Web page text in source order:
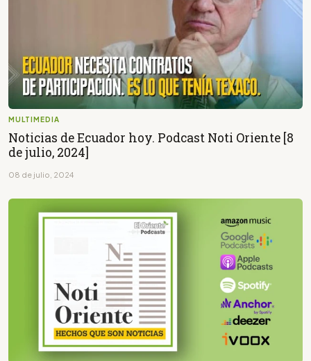
MULTIMEDIA
Noticias de Ecuador hoy. Podcast Noti Oriente [8
de julio, 2024]
08 de julio, 2024